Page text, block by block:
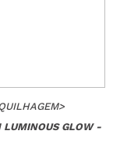
>
LUMINOUS GLOW -